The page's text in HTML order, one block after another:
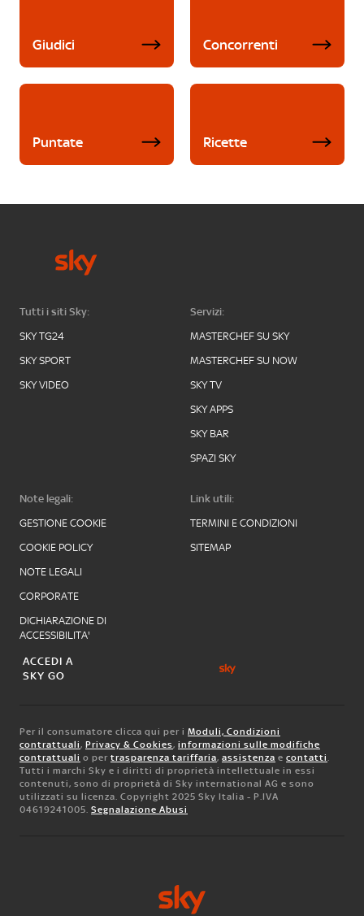
Giudici Concorrenti
Puntate Ricette
Tutti i siti Sky:
SKY TG24
SKY SPORT
SKY VIDEO
Servizi:
MASTERCHEF SU SKY
MASTERCHEF SU NOW
SKY TV
SKY APPS
SKY BAR
SPAZI SKY
Note legali:
GESTIONE COOKIE
COOKIE POLICY
NOTE LEGALI
CORPORATE
DICHIARAZIONE DI
ACCESSIBILITA'
Link utili:
TERMINI E CONDIZIONI
SITEMAP
ACCEDI A
SKY GO
Per il consumatore clicca qui per i Moduli, Condizioni
contrattuali, Privacy & Cookies, informazioni sulle modifiche
contrattuali o per trasparenza tariffaria, assistenza e contatti.
Tutti i marchi Sky e i diritti di proprietà intellettuale in essi
contenuti, sono di proprietà di Sky international AG e sono
utilizzati su licenza. Copyright 2025 Sky Italia - P.IVA
04619241005. Segnalazione Abusi